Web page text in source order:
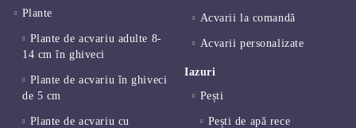
Plante
Plante de acvariu adulte 8-
14 cm în ghiveci
Plante de acvariu în ghiveci
de 5 cm
Plante de acvariu cu
Acvarii la comandă
Acvarii personalizate
Iazuri
Pești
Pești de apă rece